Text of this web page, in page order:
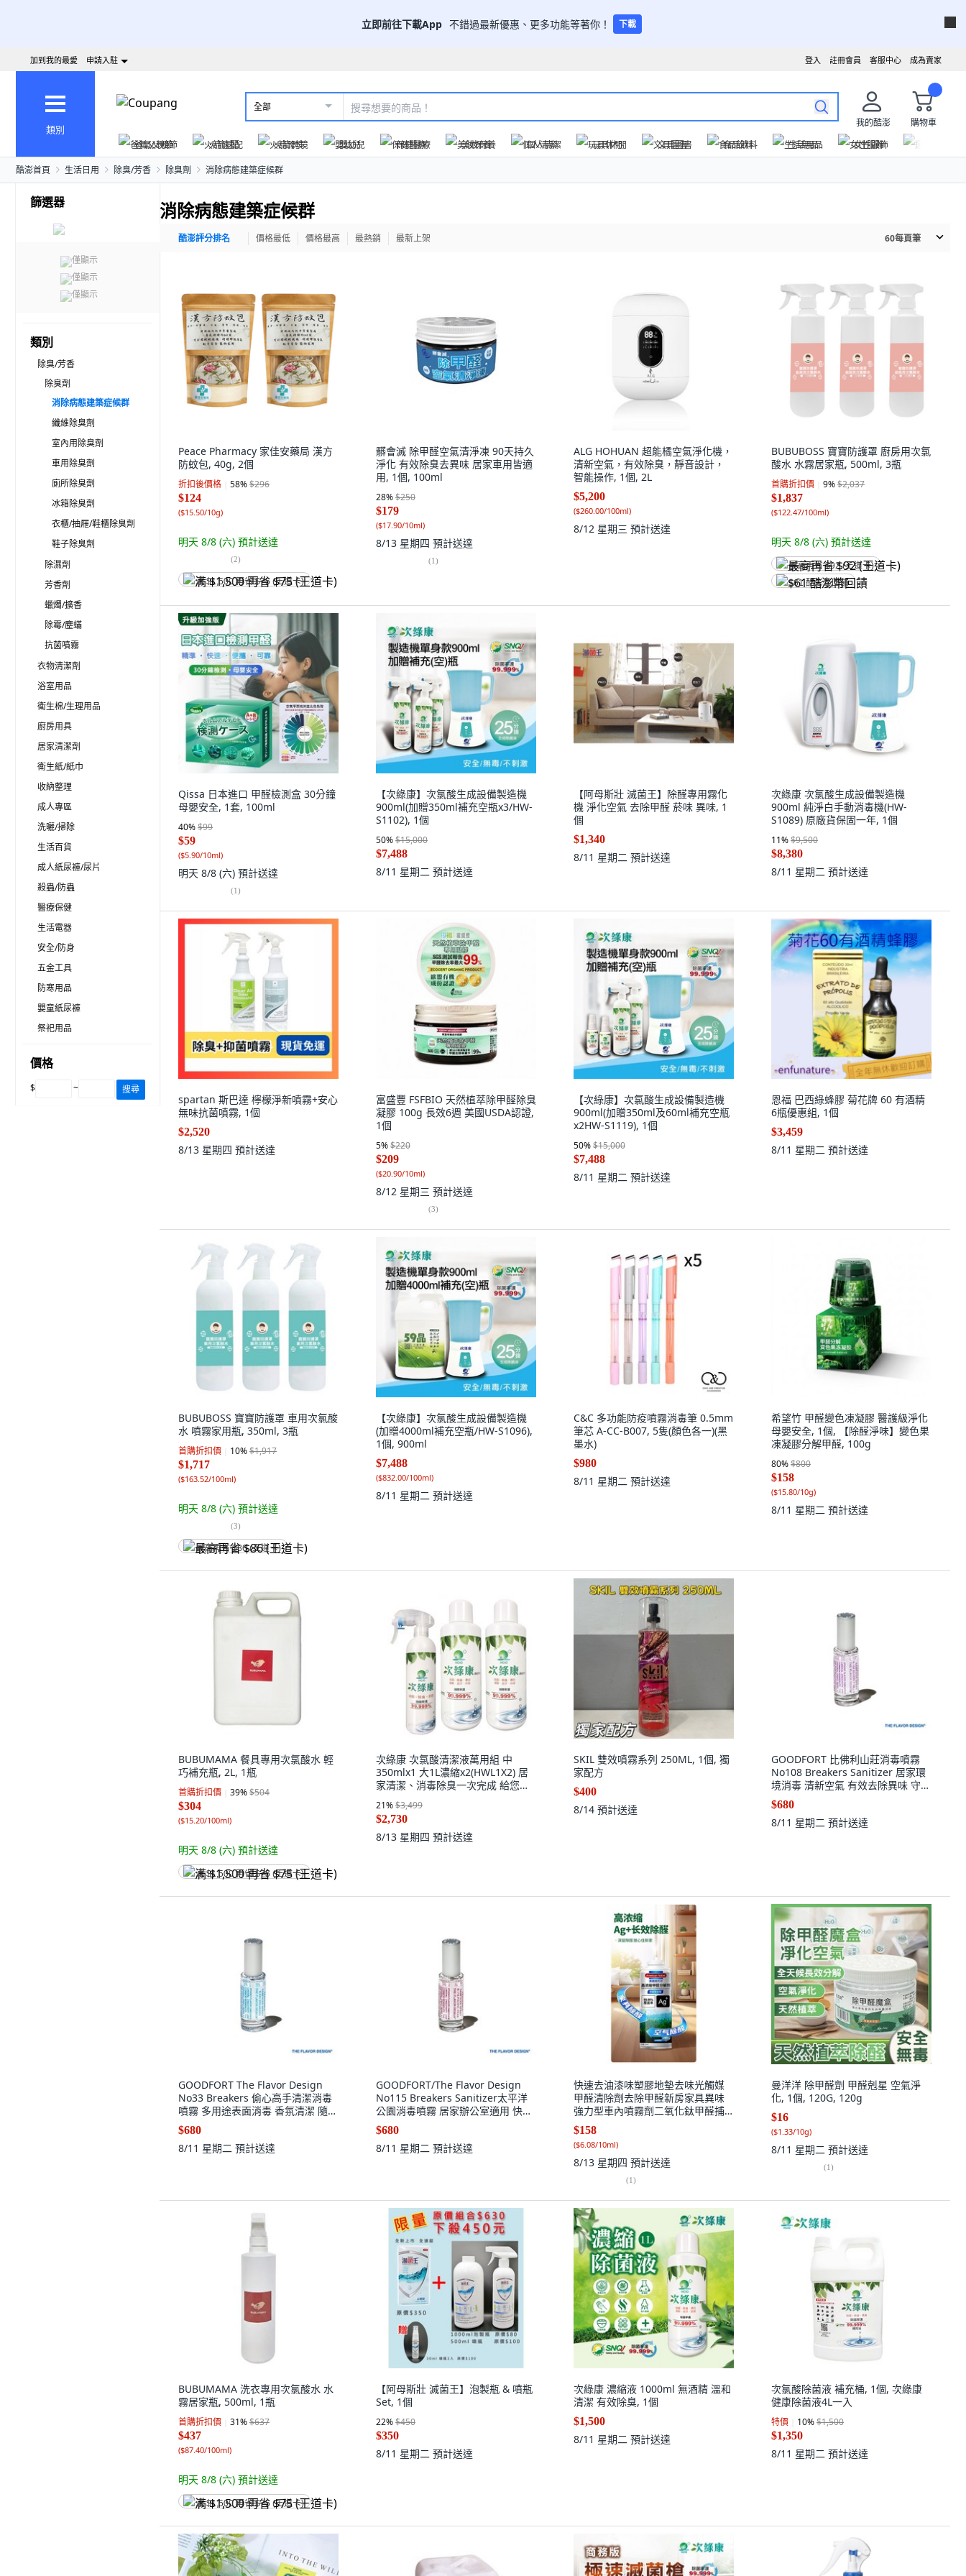
立即前往下載App 不錯過最新優惠、更多功能等著你！ 下載
成為賣家
客服中心
註冊會員
登入
加到我的最愛 申請入駐
類別
全部
我的酷澎
購物車
爸氣父親節
火箭速配 火箭跨境 嬰幼兒 保健醫療 美妝保養 個人清潔 玩具休閒 文具圖書 食品飲料 生活用品 女性服飾
酷澎首頁 生活日用 除臭/芳香 除臭劑 消除病態建築症候群
篩選器
僅顯示
僅顯示
僅顯示
類別
除臭/芳香
除臭劑
消除病態建築症候群
纖維除臭劑
室內用除臭劑
車用除臭劑
廁所除臭劑
冰箱除臭劑
衣櫃/抽屜/鞋櫃除臭劑
鞋子除臭劑
除濕劑
芳香劑
蠟燭/擴香
除霉/塵蟎
抗菌噴霧
衣物清潔劑
浴室用品
衛生棉/生理用品
廚房用具
居家清潔劑
衛生紙/紙巾
收納整理
成人專區
洗曬/掃除
生活百貨
成人紙尿褲/尿片
殺蟲/防蟲
醫療保健
生活電器
安全/防身
五金工具
防寒用品
嬰童紙尿褲
祭祀用品
價格
$ ~ 搜尋
消除病態建築症候群
酷澎評分排名 價格最低 價格最高 最熱銷 最新上架 60每頁筆
Peace Pharmacy 家佳安藥局 漢方
防蚊包, 40g, 2個
折扣後價格 58%$296
$124
($15.50/10g)
明天 8/8 (六) 預計送達
(2)
满 $1,500 再省 $75 (王道卡)
髒會滅 除甲醛空氣清淨凍 90天持久
淨化 有效除臭去異味 居家車用皆適
用, 1個, 100ml
28%$250
$179
($17.90/10ml)
8/13 星期四 預計送達
(1)
ALG HOHUAN 超能橘空氣淨化機，
清新空氣，有效除臭，靜音設計，
智能操作, 1個, 2L
$5,200
($260.00/100ml)
8/12 星期三 預計送達
BUBUBOSS 寶寶防護罩 廚房用次氯
酸水 水霧居家瓶, 500ml, 3瓶
首購折扣價 9%$2,037
$1,837
($122.47/100ml)
明天 8/8 (六) 預計送達
最高再省 $92 (王道卡)
$61 酷澎幣回饋
Qissa 日本進口 甲醛檢測盒 30分鐘
母嬰安全, 1套, 100ml
40%$99
$59
($5.90/10ml)
明天 8/8 (六) 預計送達
(1)
【次綠康】次氯酸生成設備製造機
900ml(加贈350ml補充空瓶x3/HW-
S1102), 1個
50%$15,000
$7,488
8/11 星期二 預計送達
【阿母斯壯 滅菌王】除醛專用霧化
機 淨化空氣 去除甲醛 菸味 異味, 1
個
$1,340
8/11 星期二 預計送達
次綠康 次氯酸生成設備製造機
900ml 純淨白手動消毒機(HW-
S1089) 原廠貨保固一年, 1個
11%$9,500
$8,380
8/11 星期二 預計送達
spartan 斯巴達 檸檬淨新噴霧+安心
無味抗菌噴霧, 1個
$2,520
8/13 星期四 預計送達
富盛豐 FSFBIO 天然植萃除甲醛除臭
凝膠 100g 長效6週 美國USDA認證,
1個
5%$220
$209
($20.90/10ml)
8/12 星期三 預計送達
(3)
【次綠康】次氯酸生成設備製造機
900ml(加贈350ml及60ml補充空瓶
x2HW-S1119), 1個
50%$15,000
$7,488
8/11 星期二 預計送達
恩福 巴西綠蜂膠 菊花牌 60 有酒精
6瓶優惠組, 1個
$3,459
8/11 星期二 預計送達
BUBUBOSS 寶寶防護罩 車用次氯酸
水 噴霧家用瓶, 350ml, 3瓶
首購折扣價 10%$1,917
$1,717
($163.52/100ml)
明天 8/8 (六) 預計送達
(3)
最高再省 $86 (王道卡)
【次綠康】次氯酸生成設備製造機
(加贈4000ml補充空瓶/HW-S1096),
1個, 900ml
$7,488
($832.00/100ml)
8/11 星期二 預計送達
C&C 多功能防疫噴霧消毒筆 0.5mm
筆芯 A-CC-B007, 5隻(顏色各一)(黑
墨水)
$980
8/11 星期二 預計送達
希望竹 甲醛變色凍凝膠 醫護級淨化
母嬰安全, 1個, 【除醛淨味】變色果
凍凝膠分解甲醛, 100g
80%$800
$158
($15.80/10g)
8/11 星期二 預計送達
BUBUMAMA 餐具專用次氯酸水 輕
巧補充瓶, 2L, 1瓶
首購折扣價 39%$504
$304
($15.20/100ml)
明天 8/8 (六) 預計送達
满 $1,500 再省 $75 (王道卡)
次綠康 次氯酸清潔液萬用組 中
350mlx1 大1L濃縮x2(HWL1X2) 居
家清潔、消毒除臭一次完成 給您清
新健康的生活環境, 1個
21%$3,499
$2,730
8/13 星期四 預計送達
SKIL 雙效噴霧系列 250ML, 1個, 獨
家配方
$400
8/14 預計送達
GOODFORT 比佛利山莊消毒噴霧
No108 Breakers Sanitizer 居家環
境消毒 清新空氣 有效去除異味 守護
家人健康, 1個
$680
8/11 星期二 預計送達
GOODFORT The Flavor Design
No33 Breakers 偷心高手清潔消毒
噴霧 多用途表面消毒 香氛清潔 隨身
攜帶, 1個
$680
8/11 星期二 預計送達
GOODFORT/The Flavor Design
No115 Breakers Sanitizer太平洋
公園消毒噴霧 居家辦公室適用 快速
淨化空氣 消除異味 享受清新舒適環
境, 1個
$680
8/11 星期二 預計送達
快速去油漆味塑膠地墊去味光觸媒
甲醛清除劑去除甲醛新房家具異味
強力型車內噴霧劑二氧化鈦甲醛捕
捉劑, 1個, 260ml
$158
($6.08/10ml)
8/13 星期四 預計送達
(1)
曼洋洋 除甲醛劑 甲醛剋星 空氣淨
化, 1個, 120G, 120g
$16
($1.33/10g)
8/11 星期二 預計送達
(1)
BUBUMAMA 洗衣專用次氯酸水 水
霧居家瓶, 500ml, 1瓶
首購折扣價 31%$637
$437
($87.40/100ml)
明天 8/8 (六) 預計送達
满 $1,500 再省 $75 (王道卡)
【阿母斯壯 滅菌王】泡製瓶 & 噴瓶
Set, 1個
22%$450
$350
8/11 星期二 預計送達
次綠康 濃縮液 1000ml 無酒精 溫和
清潔 有效除臭, 1個
$1,500
8/11 星期二 預計送達
次氯酸除菌液 補充桶, 1個, 次綠康
健康除菌液4L一入
特價 10%$1,500
$1,350
8/11 星期二 預計送達